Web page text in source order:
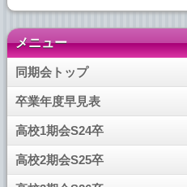
５０周年を
郎
５０周年を迎えて
平成１９年２月、幹事１１
検討し、緑高の相川先生とも
演奏を録音したＣＤをお借
た。会場は前回と同じく交通
予約。しかし、この会場は６
メニュー
同期会トップ
卒業年度早見表
高校1期会S24卒
高校2期会S25卒